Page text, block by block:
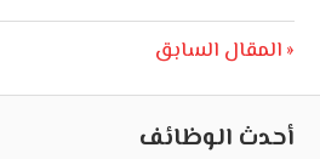
تصفّح
المقالات
Previous
المقال السابق
أحدث الوظائف